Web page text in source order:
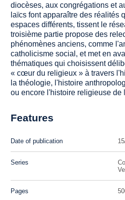
diocèses, aux congrégations et
laïcs font apparaître des réalités
espaces différents, tissent le
troisième partie propose des
phénomènes anciens, comme
catholicisme social, et met en
thématiques qui choisissent
« cœur du religieux » à travers
la théologie, l'histoire
ou encore l'histoire religieuse de
Features
Date of publication
Series
Pages